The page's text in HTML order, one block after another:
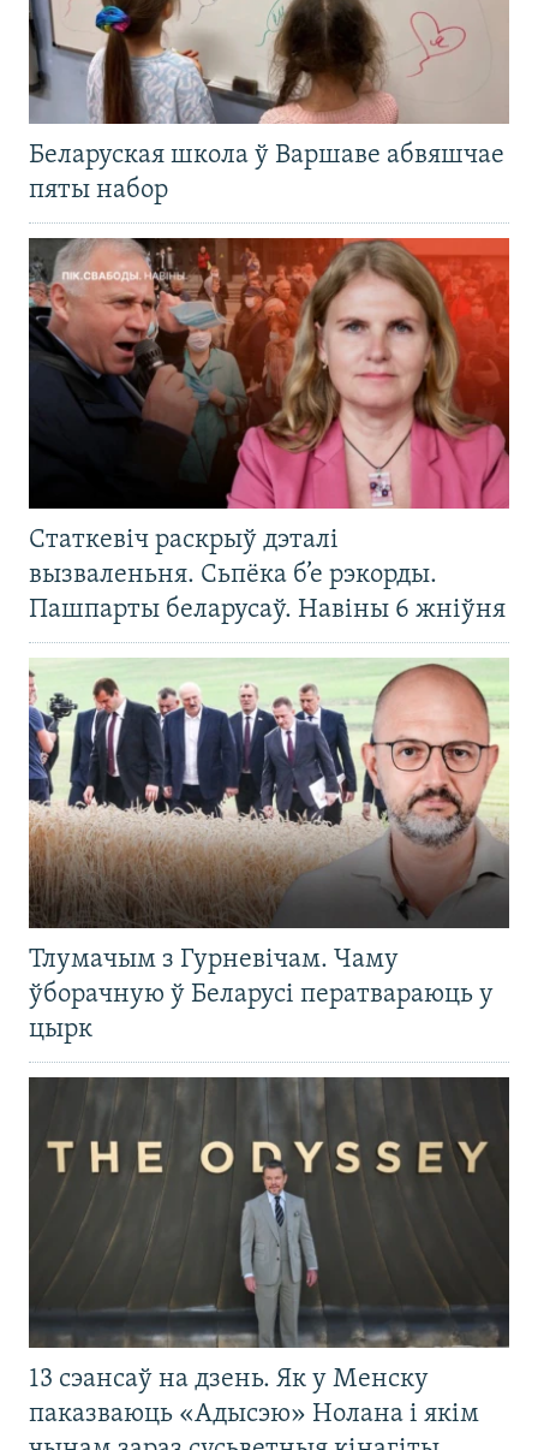
Беларуская школа ў Варшаве абвяшчае
пяты набор
Статкевіч раскрыў дэталі
вызваленьня. Сьпёка б’е рэкорды.
Пашпарты беларусаў. Навіны 6 жніўня
Тлумачым з Гурневічам. Чаму
ўборачную ў Беларусі ператвараюць у
цырк
13 сэансаў на дзень. Як у Менску
паказваюць «Адысэю» Нолана і якім